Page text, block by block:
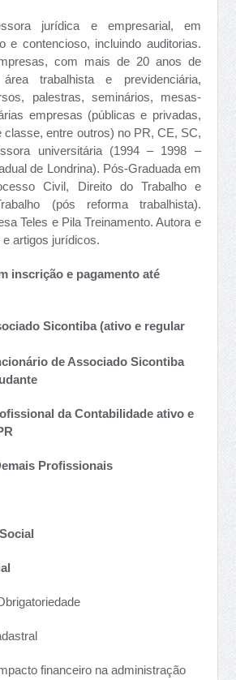
jurídica e empresarial, em
e contencioso, incluindo auditorias.
com mais de 20 anos de
trabalhista e previdenciária,
palestras, seminários, mesas-
empresas (públicas e privadas,
classe, entre outros) no PR, CE, SC,
universitária (1994 – 1998 –
de Londrina). Pós-Graduada em
Civil, Direito do Trabalho e
(pós reforma trabalhista).
Teles e Pila Treinamento. Autora e
artigos jurídicos.
inscrição e pagamento até
Sicontiba (ativo e regular
de Associado Sicontiba
da Contabilidade ativo e
Profissionais
financeiro na administração